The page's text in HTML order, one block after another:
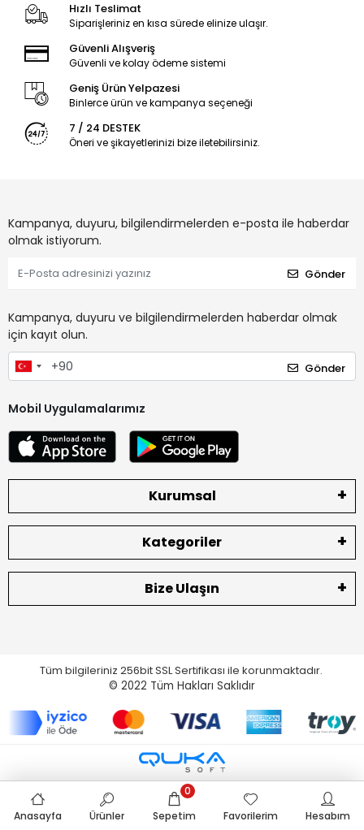
Hızlı Teslimat
Siparişleriniz en kısa sürede elinize ulaşır.
Güvenli Alışveriş
Güvenli ve kolay ödeme sistemi
Geniş Ürün Yelpazesi
Binlerce ürün ve kampanya seçeneği
7 / 24 DESTEK
Öneri ve şikayetlerinizi bize iletebilirsiniz.
Kampanya, duyuru, bilgilendirmelerden e-posta ile haberdar
olmak istiyorum.
Gönder
Kampanya, duyuru ve bilgilendirmelerden haberdar olmak
için kayıt olun.
Gönder
Mobil Uygulamalarımız
Kurumsal
Kategoriler
Bize Ulaşın
Tüm bilgileriniz 256bit SSL Sertifikası ile korunmaktadır.
© 2022 Tüm Hakları Saklıdır
Anasayfa Ürünler Sepetim
0
Favorilerim
Hesabım